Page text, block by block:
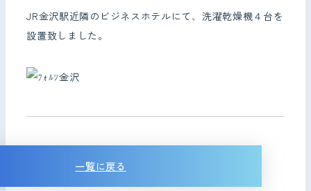
JR金沢駅近隣のビジネスホテルにて、洗濯乾燥機４台を
設置致しました。
一覧に戻る